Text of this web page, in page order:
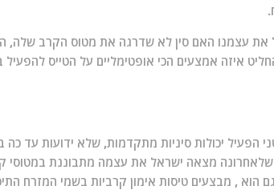
איזה אמצעים הכי אופטימליים על הטייס
הפעיל יכולות סיניות מתקדמות, שלא ידועות עד
מצאה ישראל את עצמה מתבוננת במטוסי
הוא , מבצעים טיסות אימון קרביות בשמי המזרח